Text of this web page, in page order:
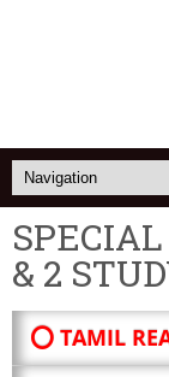
& 2
⭕ TAMIL